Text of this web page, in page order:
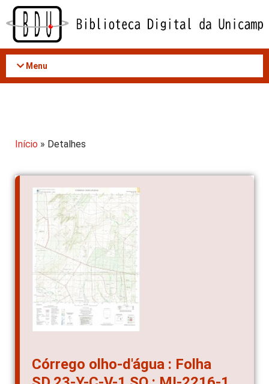
Acessar
conteúdo
Menu
Início » Detalhes
Córrego olho-d'água : Folha